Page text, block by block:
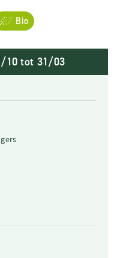
Bio
10 tot 31/03